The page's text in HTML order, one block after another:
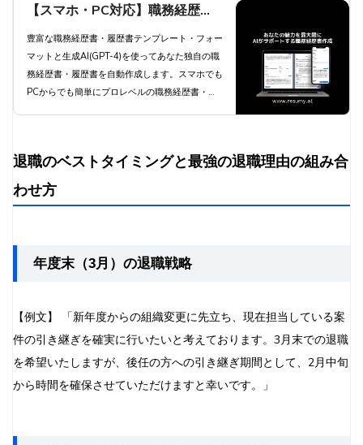
り深い自己理解が得られます。今すぐ診断にチャ
レンジし、あなたの可能性を最大限に引き出しま
【スマホ・PC対応】職務経歴
書・履歴書を生成AIが自動作成 -
職種別職務経歴書テンプレートと
豊富な自己PR例文と職務要約例
文で簡単作成 | 職務経歴書・履歴
豊富な職務経歴書・履歴書テンプレート・フォー
マットと生成AI(GPT-4)を使ってあなた独自の職
務経歴書・履歴書を自動作成します。スマホでも
PCからでも簡単にプロレベルの職務経歴書・履
退職のベストタイミングと最強の退職理由の組み合
わせ方
年度末（3月）の退職戦略
【例文】 「新年度からの組織変更に先立ち、現在担当している案
件の引き継ぎを確実に行いたいと考えております。3月末での退職
を希望いたしますが、後任の方への引き継ぎ期間として、2月中旬
から時間を確保させていただけますと幸いです。」